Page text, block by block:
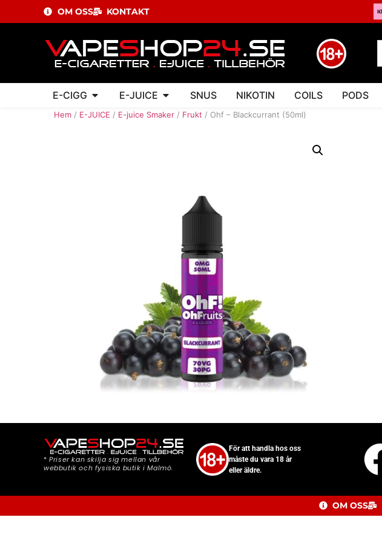
OM OSS KONTAKT
E-CIGG E-JUICE SNUS NIKOTIN COILS PODS
Hem / E-JUICE / E-juice Smaker / Frukt / Ohf – Blackcurrant (50ml)
*Priser kan skilja sig mellan vår
webbutik och fysiska butik i Malmö.
För att handla hos oss
måste du vara 18 år
eller äldre.
OM OSS